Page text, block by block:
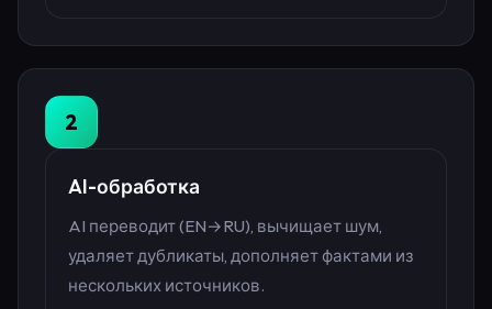
2
AI-обработка
AI переводит (EN→RU), вычищает шум,
удаляет дубликаты, дополняет фактами из
нескольких источников.